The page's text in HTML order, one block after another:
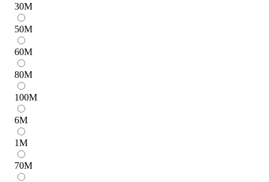
30M
50M
60M
80M
100M
6M
1M
70M